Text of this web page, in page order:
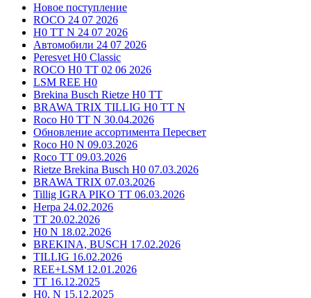
Новое поступление
ROCO 24 07 2026
H0 TT N 24 07 2026
Автомобили 24 07 2026
Peresvet H0 Classic
ROCO H0 TT 02 06 2026
LSM REE H0
Brekina Busch Rietze H0 TT
BRAWA TRIX TILLIG H0 TT N
Roco H0 TT N 30.04.2026
Обновление ассортимента Пересвет
Roco H0 N 09.03.2026
Roco TT 09.03.2026
Rietze Brekina Busch H0 07.03.2026
BRAWA TRIX 07.03.2026
Tillig IGRA PIKO TT 06.03.2026
Herpa 24.02.2026
TT 20.02.2026
H0 N 18.02.2026
BREKINA, BUSCH 17.02.2026
TILLIG 16.02.2026
REE+LSM 12.01.2026
TT 16.12.2025
H0, N 15.12.2025